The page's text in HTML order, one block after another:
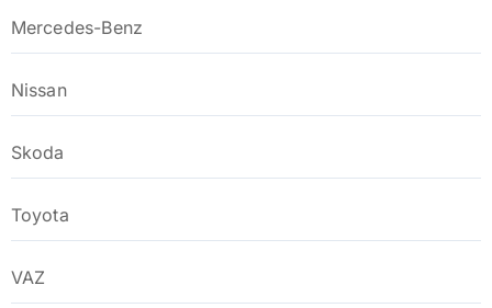
Mercedes-Benz
Nissan
Skoda
Toyota
VAZ